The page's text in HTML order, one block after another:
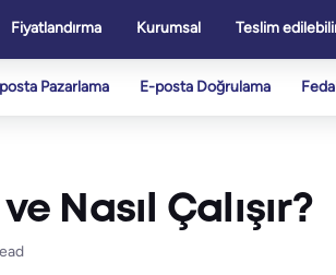
Fiyatlandırma Kurumsal Teslim
Pazarlama E-posta Doğrulama
Nasıl Çalışır?